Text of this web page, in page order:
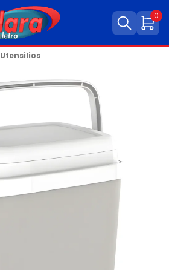
0
Utensilios